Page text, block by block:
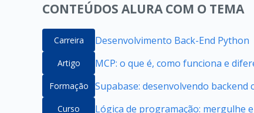
CONTEÚDOS ALURA COM O TEMA
Carreira Desenvolvimento Back-End Python
Artigo MCP: o que é, como funciona e
Formação Supabase: desenvolvendo backend
Curso Lógica de programação: mergulhe